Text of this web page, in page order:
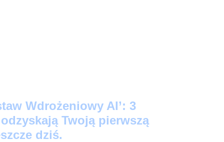
Wdrożeniowy AI’: 3
Twoją pierwszą
dziś.